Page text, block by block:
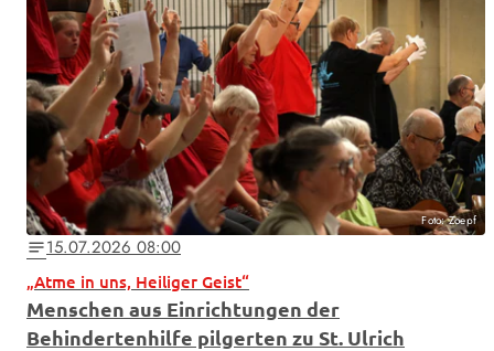
Foto: Zoepf
notes15.07.2026 08:00
„Atme in uns, Heiliger Geist“
Menschen aus Einrichtungen der
Behindertenhilfe pilgerten zu St. Ulrich